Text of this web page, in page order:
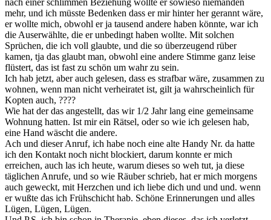
nach einer schlimmen Beziehung wollte er sowieso niemanden
mehr, und ich müsste Bedenken dass er mir hinter her gerannt wäre,
er wollte mich, obwohl er ja tausend andere haben könnte, war ich
die Auserwählte, die er unbedingt haben wollte. Mit solchen
Sprüchen, die ich voll glaubte, und die so überzeugend rüber
kamen, tja das glaubt man, obwohl eine andere Stimme ganz leise
flüstert, das ist fast zu schön um wahr zu sein.
Ich hab jetzt, aber auch gelesen, dass es strafbar wäre, zusammen zu
wohnen, wenn man nicht verheiratet ist, gilt ja wahrscheinlich für
Kopten auch, ????
Wie hat der das angestellt, das wir 1/2 Jahr lang eine gemeinsame
Wohnung hatten. Ist mir ein Rätsel, oder so wie ich gelesen hab,
eine Hand wäscht die andere.
Ach und dieser Anruf, ich habe noch eine alte Handy Nr. da hatte
ich den Kontakt noch nicht blockiert, darum konnte er mich
erreichen, auch las ich heute, warum dieses so weh tut, ja diese
täglichen Anrufe, und so wie Räuber schrieb, hat er mich morgens
auch geweckt, mit Herzchen und ich liebe dich und und und. wenn
er wußte das ich Frühschicht hab. Schöne Erinnerungen und alles
Lügen, Lügen, Lügen.